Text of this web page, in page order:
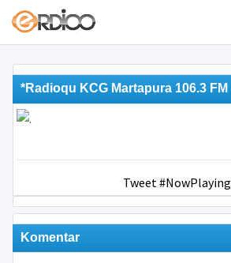
*Radioqu KCG Martapura 106.3 FM
Tweet #NowPlaying
Komentar